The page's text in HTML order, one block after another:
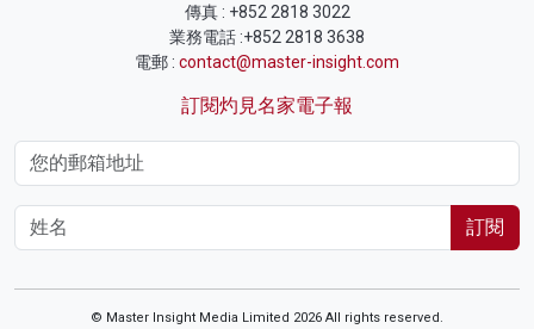
傳真 : +852 2818 3022
業務電話 :+852 2818 3638
電郵 : contact@master-insight.com
訂閱灼見名家電子報
訂閱
© Master Insight Media Limited 2026 All rights reserved.